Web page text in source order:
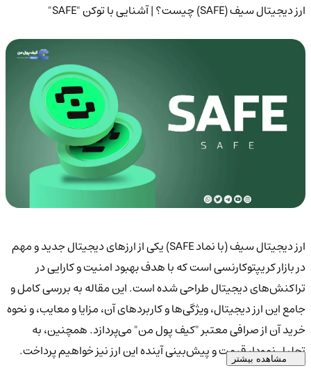
ارز دیجیتال سیف (SAFE) چیست؟ | آشنایی با توکن "SAFE"
ارز دیجیتال سیف (با نماد SAFE) یکی از ارزهای دیجیتال جدید و مهم
در بازار کریپتوکارنسی است که با هدف بهبود امنیت و کارایی در
تراکنش‌های دیجیتال طراحی شده است. این مقاله به بررسی کامل و
جامع این ارز دیجیتال، ویژگی‌ها و کاربردهای آن، مزایا و معایب، و نحوه
خرید آن از صرافی معتبر "کیف پول من" می‌پردازد. همچنین، به
تحلیل نمودار قیمت و پیش‌بینی آینده این ارز نیز خواهیم پرداخت.
مشاهده بیشتر